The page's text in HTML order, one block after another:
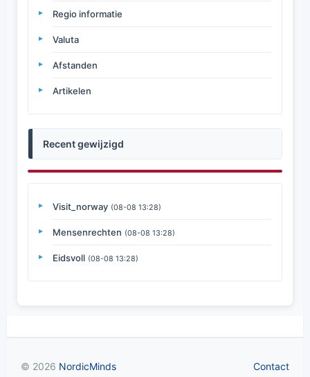
Regio informatie
Valuta
Afstanden
Artikelen
Recent gewijzigd
Visit_norway (08-08 13:28)
Mensenrechten (08-08 13:28)
Eidsvoll (08-08 13:28)
© 2026 NordicMinds Contact